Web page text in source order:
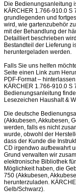
Die Bedienungsanleitung
KÄRCHER 1.766-910.0 S
grundlegenden und
wird, wie gartenzubehör
mit der Behandlung der
Detailliert beschrieben
Bestandteil der Lieferung
heruntergeladen werden.
Falls Sie uns helfen
Seite einen Link zum
PDF-Format –
KÄRCHER 1.766-910.0 S
Bedienungsanleitung
Lesezeichen Haushalt &
Die deutsche
(Akkubesen, Akkubesen,
werden, falls es nicht
wurde, obwohl der
dass der Kunde die
CD irgendwo aufbewahrt
Grund verwalten wir
elektronische Bibliothek
Möglichkeit haben, die
750 (Akkubesen,
herunterzuladen.
Gelb/Schwarz).